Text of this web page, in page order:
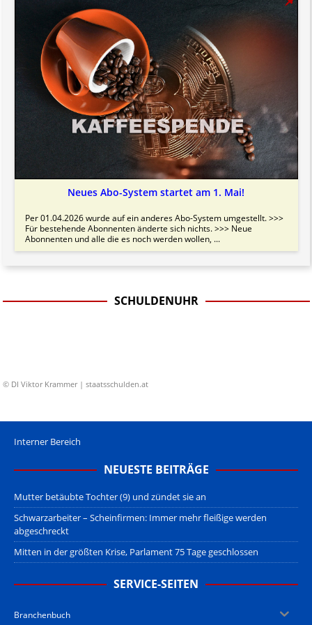
Neues Abo-System startet am 1. Mai!
Per 01.04.2026 wurde auf ein anderes Abo-System umgestellt. >>>
Für bestehende Abonnenten änderte sich nichts. >>> Neue
Abonnenten und alle die es noch werden wollen, ...
SCHULDENUHR
© DI Viktor Krammer | staatsschulden.at
Interner Bereich
NEUESTE BEITRÄGE
Mutter betäubte Tochter (9) und zündet sie an
Schwarzarbeiter – Scheinfirmen: Immer mehr fleißige werden
abgeschreckt
Mitten in der größten Krise, Parlament 75 Tage geschlossen
SERVICE-SEITEN
Branchenbuch